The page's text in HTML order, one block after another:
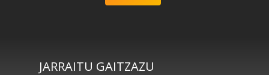
JARRAITU GAITZAZU